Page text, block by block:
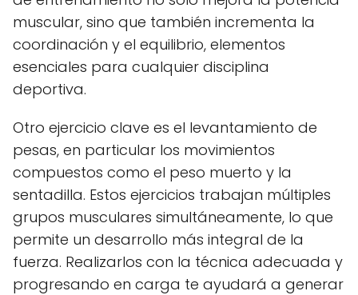
muscular, sino que también incrementa la
coordinación y el equilibrio, elementos
esenciales para cualquier disciplina
deportiva.
Otro ejercicio clave es el levantamiento de
pesas, en particular los movimientos
compuestos como el peso muerto y la
sentadilla. Estos ejercicios trabajan múltiples
grupos musculares simultáneamente, lo que
permite un desarrollo más integral de la
fuerza. Realizarlos con la técnica adecuada y
progresando en carga te ayudará a generar